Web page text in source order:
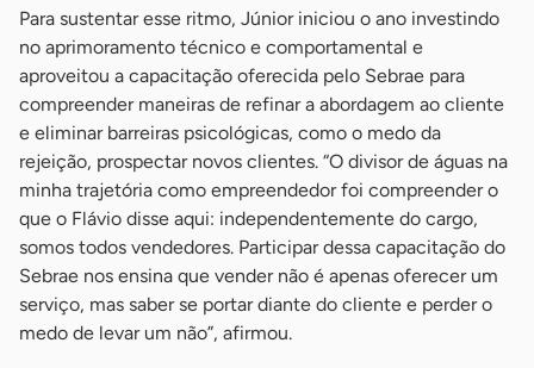
Para sustentar esse ritmo, Júnior iniciou o ano investindo
no aprimoramento técnico e comportamental e
aproveitou a capacitação oferecida pelo Sebrae para
compreender maneiras de refinar a abordagem ao cliente
e eliminar barreiras psicológicas, como o medo da
rejeição, prospectar novos clientes. “O divisor de águas na
minha trajetória como empreendedor foi compreender o
que o Flávio disse aqui: independentemente do cargo,
somos todos vendedores. Participar dessa capacitação do
Sebrae nos ensina que vender não é apenas oferecer um
serviço, mas saber se portar diante do cliente e perder o
medo de levar um não”, afirmou.